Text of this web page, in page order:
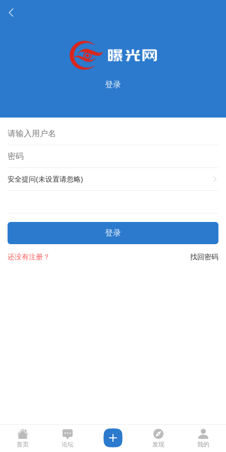
登录
安全提问(未设置请忽略)
登录
找回密码
还没有注册？
首页 论坛 发现 我的